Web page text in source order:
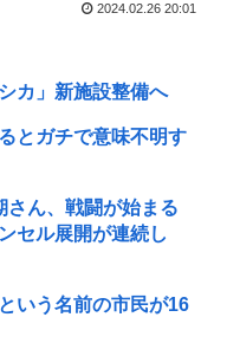
2024.02.26 20:01
カ」新施設整備へ
とガチで意味不明す
さん、戦闘が始まる
セル展開が連続し
いう名前の市民が16